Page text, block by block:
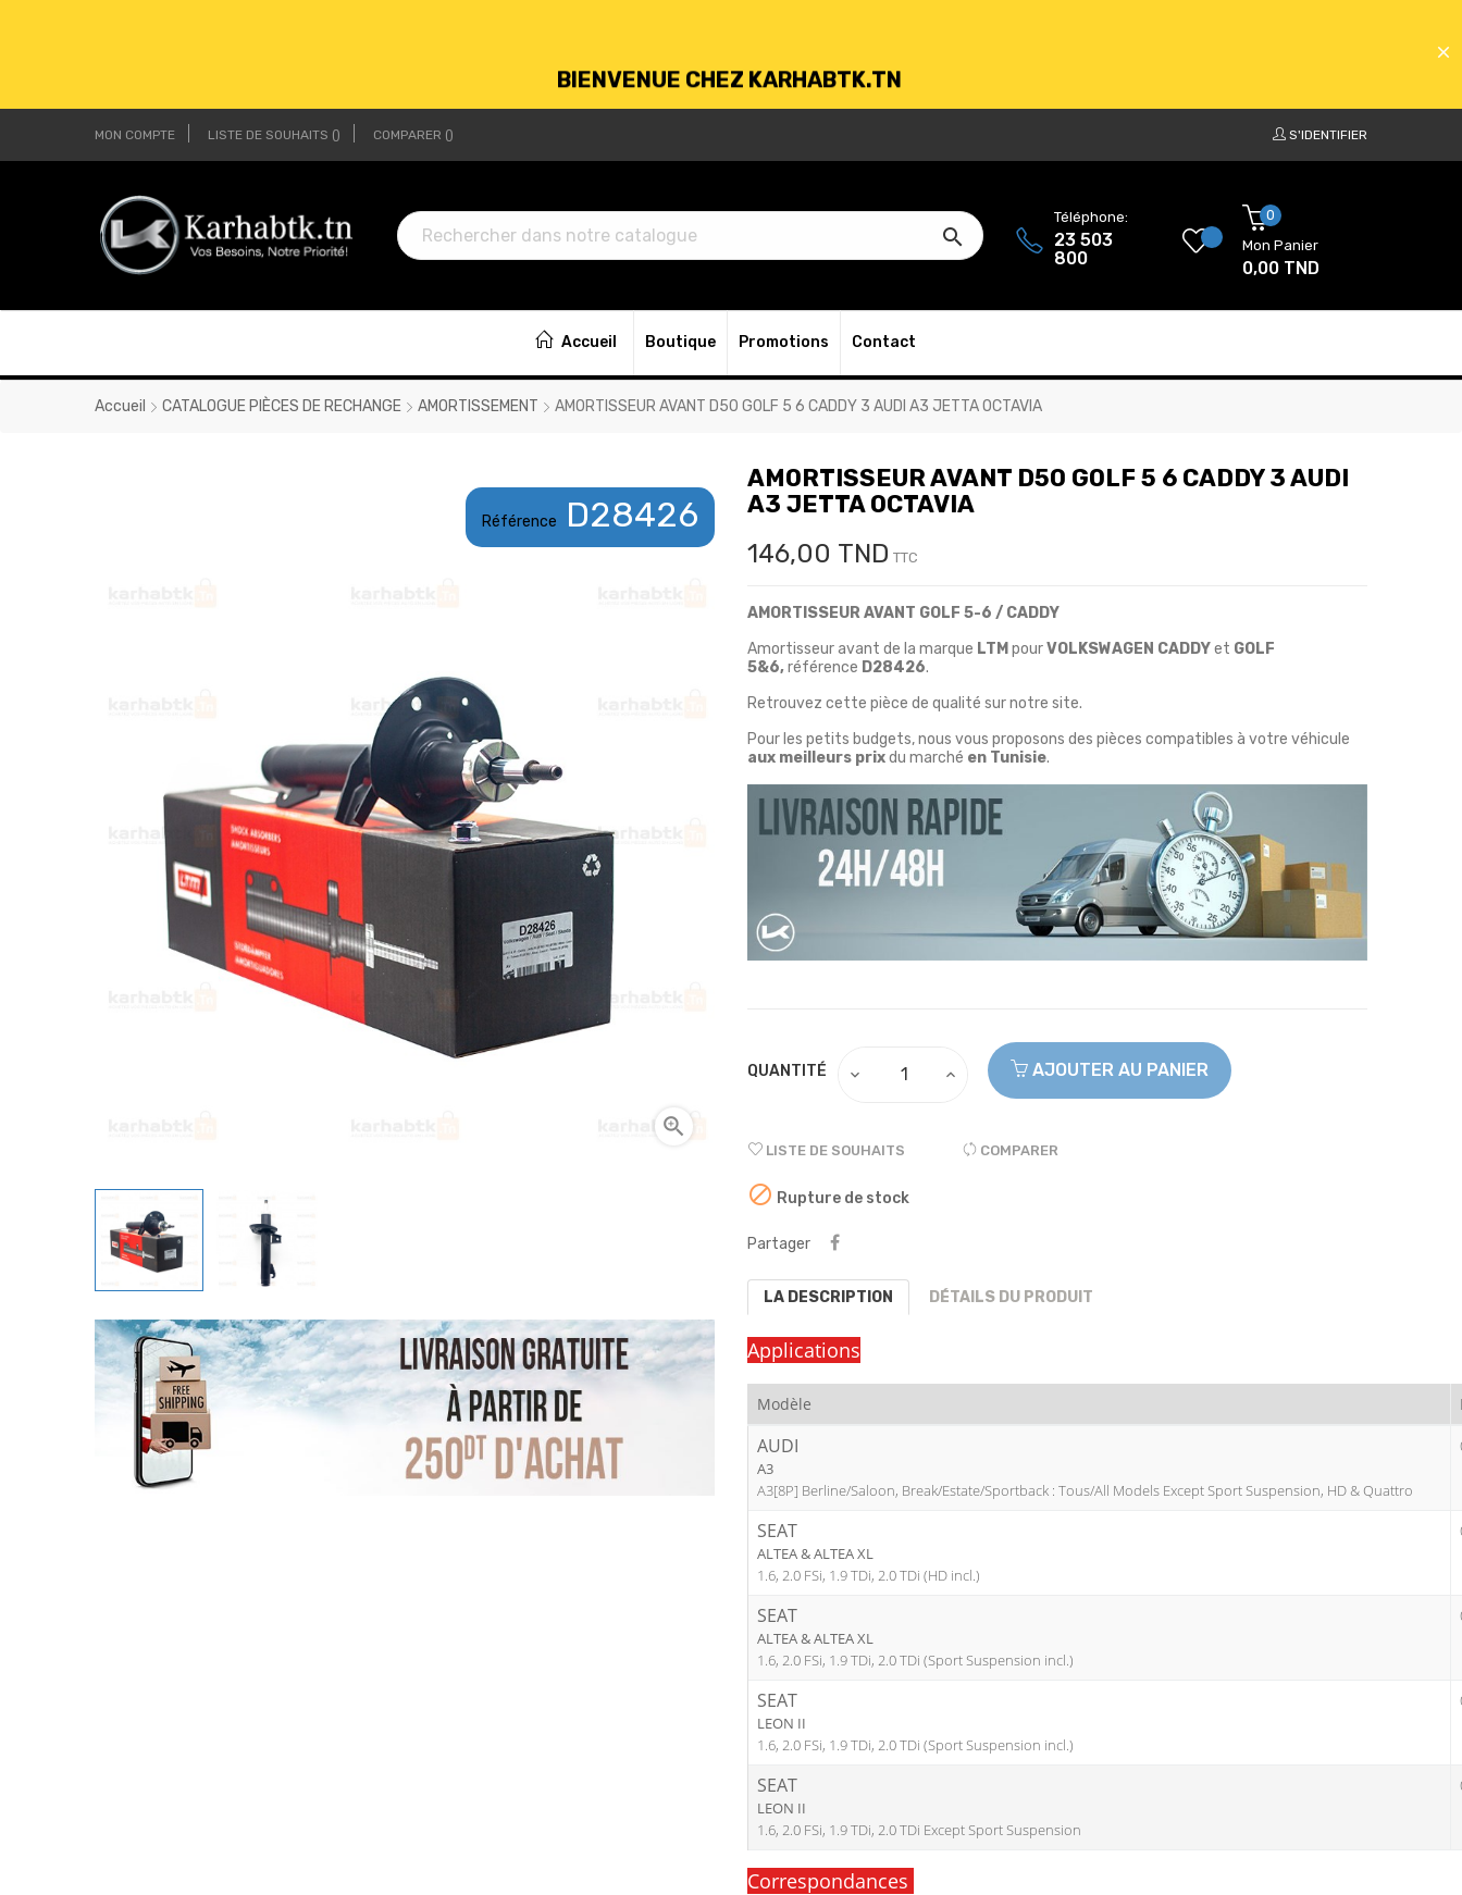
LIVRAISON GRATUITE À PARTIR DE 250DT D'ACHATS
BIENVENUE CHEZ KARHABTK.TN
LIVRAISON GRATUITE À PARTIR DE 250DT D'ACHATS
MON COMPTE LISTE DE SOUHAITS COMPARER S'IDENTIFIER

Téléphone:
23 503
800
0
Mon Panier
0,00 TND
Accueil Boutique Promotions Contact
Accueil CATALOGUE PIÈCES DE RECHANGE AMORTISSEMENT AMORTISSEUR AVANT D50 GOLF 5 6 CADDY 3 AUDI A3 JETTA OCTAVIA
Référence D28426

AMORTISSEUR AVANT D50 GOLF 5 6 CADDY 3 AUDI
A3 JETTA OCTAVIA
146,00 TND TTC
AMORTISSEUR AVANT GOLF 5-6 / CADDY
Amortisseur avant de la marque LTM pourVOLKSWAGEN CADDYet GOLF
5&6,référence D28426.
Retrouvez cette pièce de qualité sur notre site.
Pour les petits budgets, nous vous proposons des pièces compatibles à votre véhicule
aux meilleurs prixdu marché en Tunisie.
QUANTITÉ AJOUTER AU PANIER
LISTE DE SOUHAITS COMPARER
 Rupture de stock
Partager
LA DESCRIPTION DÉTAILS DU PRODUIT
Applications
Modèle
AUDI
A3
A3[8P] Berline/Saloon, Break/Estate/Sportback : Tous/All Models Except Sport Suspension, HD & Quattro
SEAT
ALTEA & ALTEA XL
1.6, 2.0 FSi, 1.9 TDi, 2.0 TDi (HD incl.)
SEAT
ALTEA & ALTEA XL
1.6, 2.0 FSi, 1.9 TDi, 2.0 TDi (Sport Suspension incl.)
SEAT
LEON II
1.6, 2.0 FSi, 1.9 TDi, 2.0 TDi (Sport Suspension incl.)
SEAT
LEON II
1.6, 2.0 FSi, 1.9 TDi, 2.0 TDi Except Sport Suspension
Correspondances